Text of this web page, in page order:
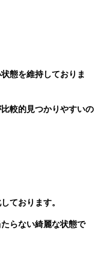
態を維持しておりま
較的見つかりやすいの
ております。
らない綺麗な状態で